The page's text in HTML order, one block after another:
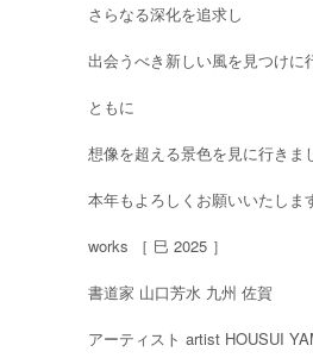
さらなる深化を追求し
出会うべき新しい風を見つけに
ともに
想像を超える景色を見に行きま
本年もよろしくお願いいたしま
works ［ 巳 2025 ］
書道家 山口芳水 九州 佐賀
アーティスト artist HOUSUI